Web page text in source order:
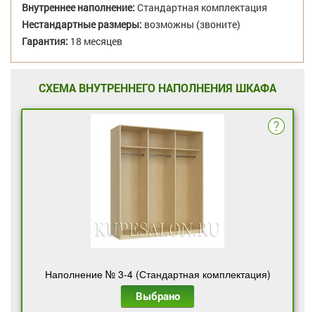
Внутреннее наполнение: Стандартная комплектация
Нестандартные размеры: возможны (звоните)
Гарантия: 18 месяцев
СХЕМА ВНУТРЕННЕГО НАПОЛНЕНИЯ ШКАФА
Наполнение № 3-4 (Стандартная комплектация)
Выбрано